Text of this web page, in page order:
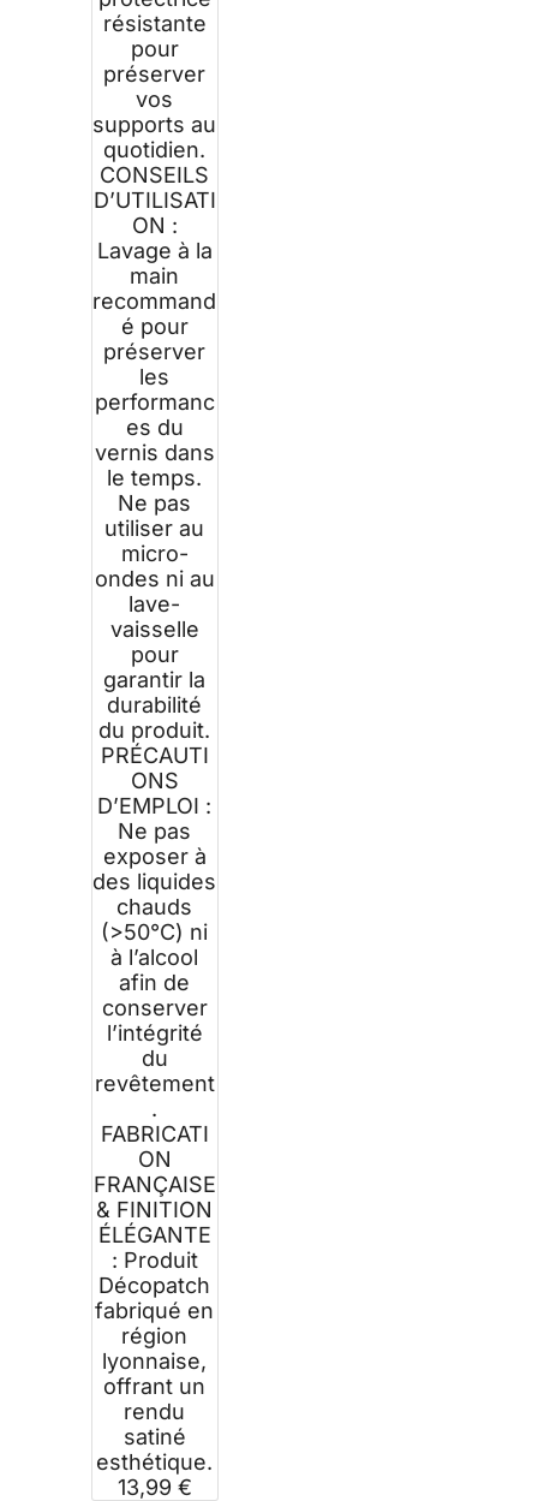
résistante
pour
préserver
vos
supports au
quotidien.
CONSEILS
D’UTILISATI
ON :
Lavage à la
main
recommand
é pour
préserver
les
performanc
es du
vernis dans
le temps.
Ne pas
utiliser au
micro-
ondes ni au
lave-
vaisselle
pour
garantir la
durabilité
du produit.
PRÉCAUTI
ONS
D’EMPLOI :
Ne pas
exposer à
des liquides
chauds
(>50°C) ni
à l’alcool
afin de
conserver
l’intégrité
du
revêtement
.
FABRICATI
ON
FRANÇAISE
& FINITION
ÉLÉGANTE
: Produit
Décopatch
fabriqué en
région
lyonnaise,
offrant un
rendu
satiné
esthétique.
13,99 €